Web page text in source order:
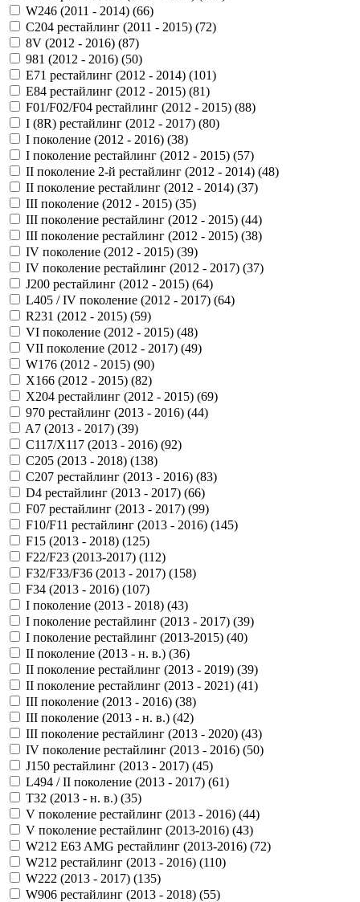
W246 (2011 - 2014) (66)
С204 рестайлинг (2011 - 2015) (72)
8V (2012 - 2016) (87)
981 (2012 - 2016) (50)
E71 рестайлинг (2012 - 2014) (101)
E84 рестайлинг (2012 - 2015) (81)
F01/F02/F04 рестайлинг (2012 - 2015) (88)
I (8R) рестайлинг (2012 - 2017) (80)
I поколение (2012 - 2016) (38)
I поколение рестайлинг (2012 - 2015) (57)
II поколение 2-й рестайлинг (2012 - 2014) (48)
II поколение рестайлинг (2012 - 2014) (37)
III поколение (2012 - 2015) (35)
III поколение рестайлинг (2012 - 2015) (44)
III поколение рестайлинг (2012 - 2015) (38)
IV поколение (2012 - 2015) (39)
IV поколение рестайлинг (2012 - 2017) (37)
J200 рестайлинг (2012 - 2015) (64)
L405 / IV поколение (2012 - 2017) (64)
R231 (2012 - 2015) (59)
VI поколение (2012 - 2015) (48)
VII поколение (2012 - 2017) (49)
W176 (2012 - 2015) (90)
X166 (2012 - 2015) (82)
X204 рестайлинг (2012 - 2015) (69)
970 рестайлинг (2013 - 2016) (44)
A7 (2013 - 2017) (39)
C117/X117 (2013 - 2016) (92)
C205 (2013 - 2018) (138)
C207 рестайлинг (2013 - 2016) (83)
D4 рестайлинг (2013 - 2017) (66)
F07 рестайлинг (2013 - 2017) (99)
F10/F11 рестайлинг (2013 - 2016) (145)
F15 (2013 - 2018) (125)
F22/F23 (2013-2017) (112)
F32/F33/F36 (2013 - 2017) (158)
F34 (2013 - 2016) (107)
I поколение (2013 - 2018) (43)
I поколение рестайлинг (2013 - 2017) (39)
I поколение рестайлинг (2013-2015) (40)
II поколение (2013 - н. в.) (36)
II поколение рестайлинг (2013 - 2019) (39)
II поколение рестайлинг (2013 - 2021) (41)
III поколение (2013 - 2016) (38)
III поколение (2013 - н. в.) (42)
III поколение рестайлинг (2013 - 2020) (43)
IV поколение рестайлинг (2013 - 2016) (50)
J150 рестайлинг (2013 - 2017) (45)
L494 / II поколение (2013 - 2017) (61)
T32 (2013 - н. в.) (35)
V поколение рестайлинг (2013 - 2016) (44)
V поколение рестайлинг (2013-2016) (43)
W212 E63 AMG рестайлинг (2013-2016) (72)
W212 рестайлинг (2013 - 2016) (110)
W222 (2013 - 2017) (135)
W906 рестайлинг (2013 - 2018) (55)